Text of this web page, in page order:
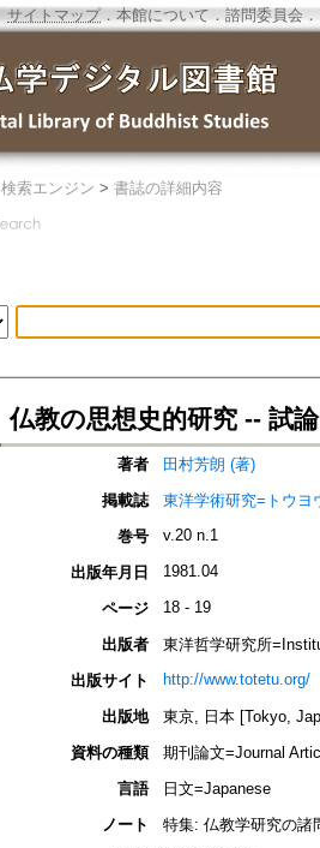
サイトマップ．本館について ． 諮問委員会 ．
検索エンジン > 書誌の詳細内容
仏教の思想史的研究 -- 試論
著者
田村芳朗 (著)
掲載誌
東洋学術研究=トウヨ
巻号
v.20 n.1
出版年月日 1981.04
ページ 18 - 19
出版者
東洋哲学研究所
出版サイト
http://www.totetu.org/
出版地
東京, 日本 [Tokyo,
資料の種類
期刊論文=Journal
言語
日文=Japanese
ノート
特集: 仏教学研究の諸